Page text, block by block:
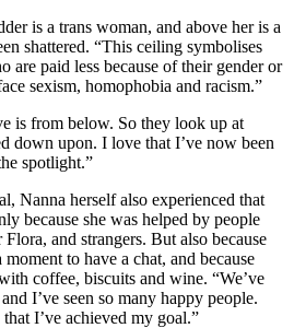
is a trans woman, and above her is a
shattered. “This ceiling symbolises
are paid less because of their gender or
sexism, homophobia and racism.”
is from below. So they look up at
down upon. I love that I’ve now been
spotlight.”
Nanna herself also experienced that
because she was helped by people
Flora, and strangers. But also because
to have a chat, and because
coffee, biscuits and wine. “We’ve
I’ve seen so many happy people.
I’ve achieved my goal.”